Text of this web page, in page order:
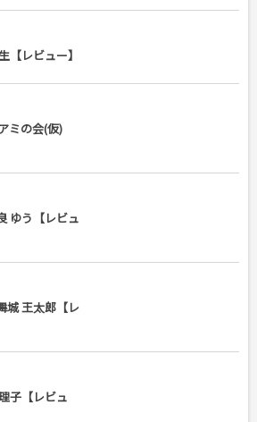
【レビュー】
ミの会(仮)
ゆう【レビュ
城 王太郎【レ
子【レビュ